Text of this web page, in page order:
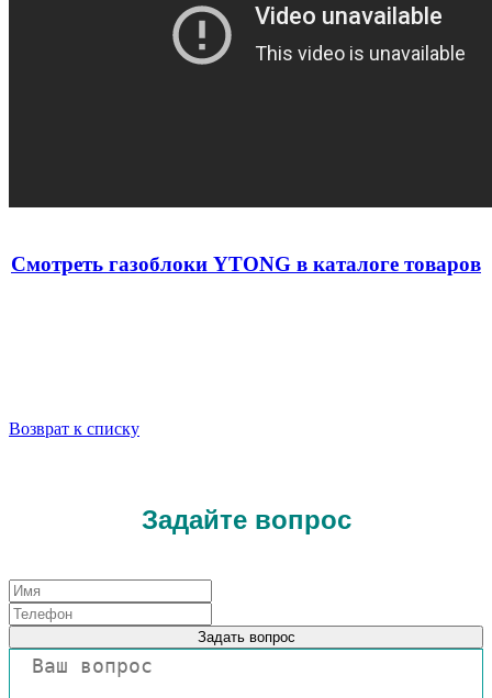
Смотреть газоблоки YTONG в каталоге товаров
Возврат к списку
Задайте вопрос
Задать вопрос